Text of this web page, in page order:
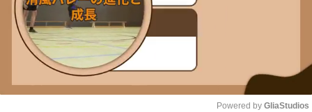
Powered by GliaStudios